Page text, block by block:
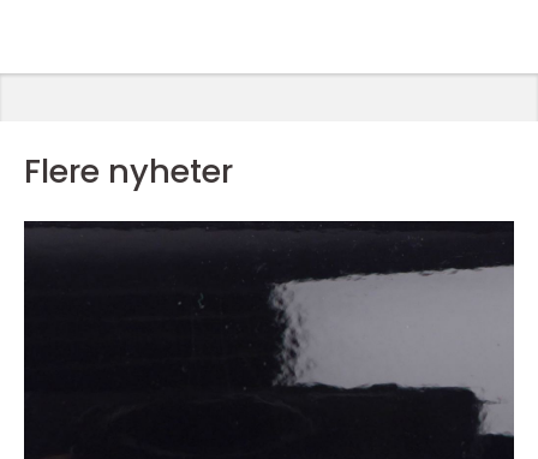
Flere nyheter